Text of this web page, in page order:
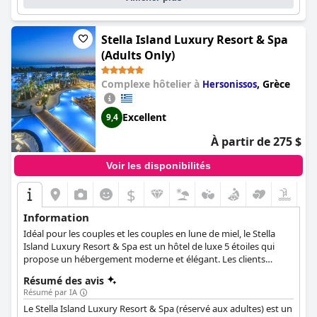
la plage ou comme point de départ pour des excursions d'une
journée à Athènes. Dans l'ensemble, les clients ont adoré l'hôtel
et en ont fait un séjour inoubliable.Stella Island Luxury Resort & Spa
(Adults Only)
Complexe hôtelier à Hersonissos, Grèce
9,4 Excellent
À partir de 275 $
Voir les disponibilités
$
Information
Idéal pour les couples et les couples en lune de miel, le Stella
Island Luxury Resort & Spa est un hôtel de luxe 5 étoiles qui
propose un hébergement moderne et élégant. Les clients
internationaux dans les restaurants de l'hôtel, se faire dorloter
au spa, plonger dans la piscine de style lagon depuis leur propre
bungalow et passer un séjour des plus relaxants.
Résumé des avis
Résumé par IA
Le Stella Island Luxury Resort & Spa (réservé aux adultes) est un